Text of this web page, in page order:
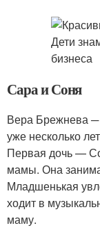
Сара и Соня
Вера Брежнева
уже несколько
Первая дочь —
мамы. Она
Младшенькая
ходит в
маму.